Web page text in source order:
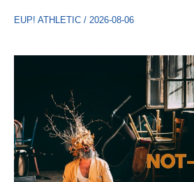
EUP! ATHLETIC / 2026-08-06